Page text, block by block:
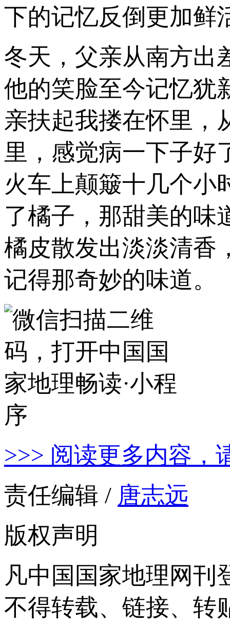
下的记忆反倒更加鲜
冬天，父亲从南方出
他的笑脸至今记忆犹
亲扶起我搂在怀里，
里，感觉病一下子好
火车上颠簸十几个小
了橘子，那甜美的味
橘皮散发出淡淡清香
记得那奇妙的味道。
>>> 阅读更多内容，
责任编辑 / 唐志远
版权声明
凡中国国家地理网刊
不得转载、链接、转